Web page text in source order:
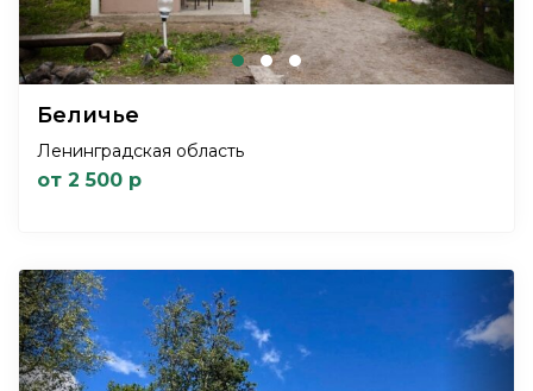
Беличье
Ленинградская область
от 2 500 р